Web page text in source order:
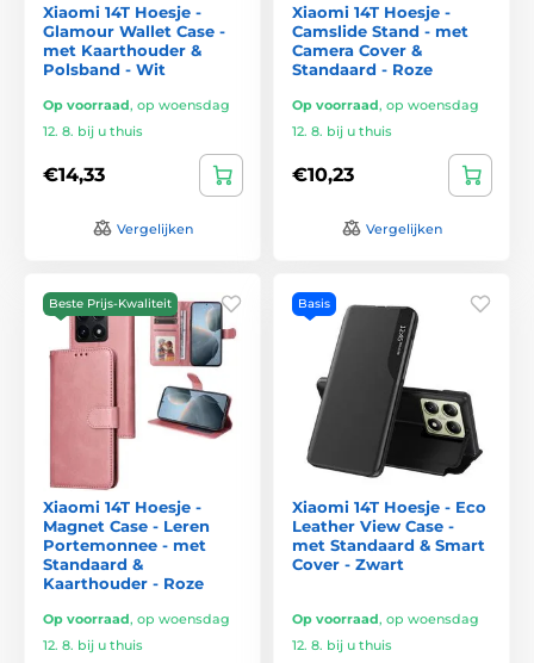
Xiaomi 14T Hoesje -
Glamour Wallet Case -
met Kaarthouder &
Polsband - Wit
Op voorraad, op woensdag
12. 8. bij u thuis
€14,33
Vergelijken
Xiaomi 14T Hoesje -
Camslide Stand - met
Camera Cover &
Standaard - Roze
Op voorraad, op woensdag
12. 8. bij u thuis
€10,23
Vergelijken
Beste Prijs-Kwaliteit
Xiaomi 14T Hoesje -
Magnet Case - Leren
Portemonnee - met
Standaard &
Kaarthouder - Roze
Op voorraad, op woensdag
12. 8. bij u thuis
Basis
Xiaomi 14T Hoesje - Eco
Leather View Case -
met Standaard & Smart
Cover - Zwart
Op voorraad, op woensdag
12. 8. bij u thuis